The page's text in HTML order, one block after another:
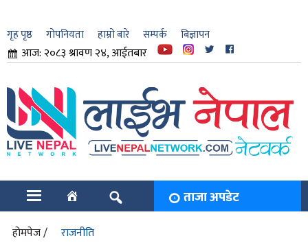
गृह पृष्ठ गोपनियता हाम्रो बारे सम्पर्क बिज्ञापन
आज: २०८३ श्रावण २४, आईतबार
ताजा अपडेट
होमपेज / राजनीति